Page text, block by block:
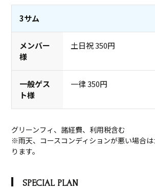
3サム
土日祝 350円
一律 350円
グリーンフィ、諸経費、利用税含む
※雨天、コースコンディションが悪い場合
ります。
SPECIAL PLAN